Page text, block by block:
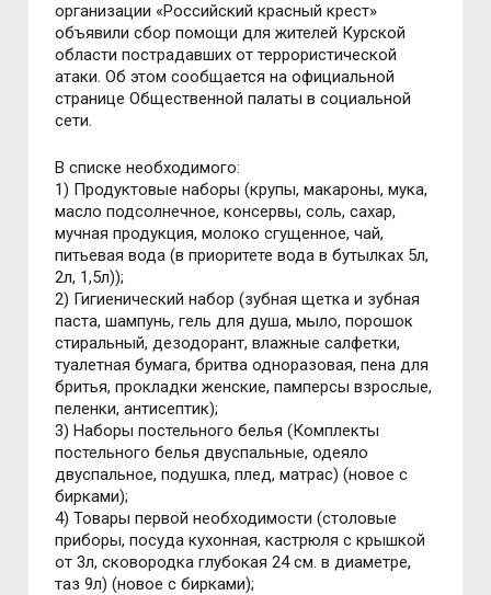
организации «Российский красный крест»
объявили сбор помощи для жителей Курской
области пострадавших от террористической
атаки. Об этом сообщается на официальной
странице Общественной палаты в социальной
сети.
В списке необходимого:
1) Продуктовые наборы (крупы, макароны, мука,
масло подсолнечное, консервы, соль, сахар,
мучная продукция, молоко сгущенное, чай,
питьевая вода (в приоритете вода в бутылках 5л,
2л, 1,5л));
2) Гигиенический набор (зубная щетка и зубная
паста, шампунь, гель для душа, мыло, порошок
стиральный, дезодорант, влажные салфетки,
туалетная бумага, бритва одноразовая, пена для
бритья, прокладки женские, памперсы взрослые,
пеленки, антисептик);
3) Наборы постельного белья (Комплекты
постельного белья двуспальные, одеяло
двуспальное, подушка, плед, матрас) (новое с
бирками);
4) Товары первой необходимости (столовые
приборы, посуда кухонная, кастрюля с крышкой
от 3л, сковородка глубокая 24 см. в диаметре,
таз 9л) (новое с бирками);